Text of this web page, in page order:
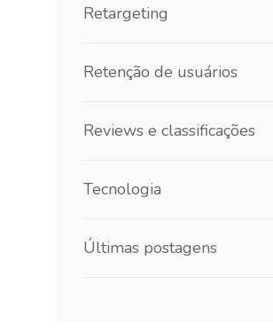
Retargeting
Retenção de usuários
Reviews e classificações
Tecnologia
Últimas postagens